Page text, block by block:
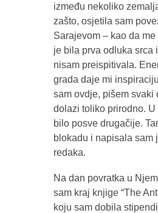
između nekoliko
zašto, osjetila sam
Sarajevom – kao da me
je bila prva odluka srca
nisam preispitivala.
grada daje mi
sam ovdje, pišem svaki
dolazi toliko prirodno. U
bilo posve drugačije.
blokadu i napisala sam
redaka.
Na dan povratka u
sam kraj knjige “The
koju sam dobila